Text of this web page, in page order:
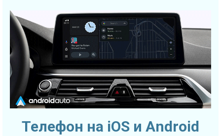
Телефон на iOS и Android